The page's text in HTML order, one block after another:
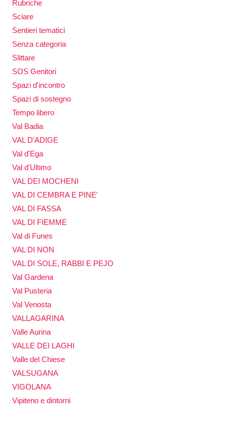
Rubriche
Sciare
Sentieri tematici
Senza categoria
Slittare
SOS Genitori
Spazi d'incontro
Spazi di sostegno
Tempo libero
Val Badia
VAL D'ADIGE
Val d'Ega
Val d'Ultimo
VAL DEI MOCHENI
VAL DI CEMBRA E PINE'
VAL DI FASSA
VAL DI FIEMME
Val di Funes
VAL DI NON
VAL DI SOLE, RABBI E PEJO
Val Gardena
Val Pusteria
Val Venosta
VALLAGARINA
Valle Aurina
VALLE DEI LAGHI
Valle del Chiese
VALSUGANA
VIGOLANA
Vipiteno e dintorni